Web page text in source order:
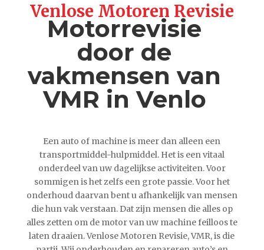
Venlose Motoren Revisie
Motorrevisie
door de
vakmensen van
VMR in Venlo
Een auto of machine is meer dan alleen een
transportmiddel-hulpmiddel. Het is een vitaal
onderdeel van uw dagelijkse activiteiten. Voor
sommigen is het zelfs een grote passie. Voor het
onderhoud daarvan bent u afhankelijk van mensen
die hun vak verstaan. Dat zijn mensen die alles op
alles zetten om de motor van uw machine feilloos te
laten draaien. Venlose Motoren Revisie, VMR, is die